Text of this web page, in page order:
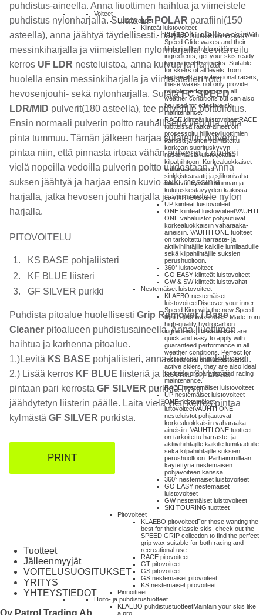
Voiteet
Luistovoiteet
Kiinteät luistovoiteet
KLAEBO kiinteät luistovoiteetWith
Speed Glide waxes and their
high-quality hydrocarbon
ingredients, get your skis ready
to conquer the tracks. Suitable
for skiers of all levels, from
beginners to professional racers,
these waxes not only provide
reliable performance in all
weather conditions but can also
be used for effective ski
maintenance.
RACE kiinteät luistovoiteetRACE
tuotteissa raaka-aineet on
prosessoitu hiilivetyliuottimien
kanssa ja siten valmistettu
korkean suorituskyvyn
nestemäisiä luistovoiteita
kilpahiihtoon. Korkealuokkaiset
vaharaaka-aineet,
sinkkistearaatti ja silikonivaha
takaavat hyvän toiminnan ja
kulutuskestävyyden kaikissa
sääolosuhteissa
UP kiinteät luistovoiteet
ONE kiinteät luistovoiteetVAUHTI
ONE vahaluistot pohjautuvat
korkealuokkaisiin vaharaaka-
aineisiin. VAUHTI ONE tuotteet
on tarkoitettu harraste- ja
aktiivihiihtäjille kaikille lumilaaduille
sekä kilpahiihtäjille suksien
perushuoltoon.
360° luistovoiteet
GO EASY kiinteät luistovoiteet
GW & SW kiinteät luistovahat
Nestemäiset luistovoiteet
KLAEBO nestemäiset
luistovoiteetDiscover your inner
Speed King with the new Speed
liquid glide wax series! Made from
high-quality hydrocarbon
ingredients, these waxes are
quick and easy to apply with
guaranteed performance in all
weather conditions. Perfect for
recreational enthusiasts and
active skiers, they are also ideal
for base preparation and racing
maintenance.
RACE nestemäiset luistovoiteet
UP nestemäiset luistovoiteet
ONE nestemäiset
luitovoiteetVAUHTI ONE
nesteluistot pohjautuvat
korkealuokkaisiin vaharaaka-
aineisiin. VAUHTI ONE tuotteet
on tarkoitettu harraste- ja
aktiivihiihtäjille kaikille lumilaaduille
sekä kilpahiihtäjille suksien
perushuoltoon. Parhaimmillaan
käytettynä nestemäisen
pohjavoiteen kanssa.
360° nestemäiset luistovoiteet
GO EASY nestemäiset
luistovoiteet
GW nestemäiset luistovoiteet
SKI TOURING tuotteet
Pitovoiteet
KLAEBO pitovoiteetFor those wanting the
best for their classic skis, check out the
SPEED GRIP collection to find the perfect
grip wax suitable for both racing and
recreational use.
RACE pitovoiteet
GT pitovoiteet
GS pitovoiteet
GS nestemäiset pitovoiteet
KS nestemäiset pitovoiteet
Pinnoitteet
Hoito- ja puhdistustuotteet
KLAEBO puhdistustuotteetMaintain your skis like
a pro.
puhdistus-aineella. Anna liuottimen haihtua ja viimeistele
puhdistus nylonharjalla. SulataLF POLAR parafiini(150
asteella), anna jäähtyä täydellisesti, harjaa huolella ensin
messinkiharjalla ja viimeistellen nylonharjalla. Levitä reilu
kerros UF LDR nesteluistoa, anna kuivua ja harjaa
huolella ensin messinkiharjalla ja viimeistellen roto
hevosenjouhi- sekä nylonharjalla. SulataFC SPEED
LDR/MID pulverit(180 asteella), tee pulverille polttoliotus.
Ensin normaali pulverin poltto rauhallisella vedolla, jotta
pinta tummuu. Tämän jälkeen harjaa sulatetun pulverin
pintaa niin, että pinnasta irtoaa vähän pulveria. Lopuksi
vielä nopeilla vedoilla pulverin poltto uudestaan. Anna
suksen jäähtyä ja harjaa ensin kuvio auki messinki
harjalla, jatka hevosen jouhi harjalla ja viimeistele nylon
harjalla.
PITOVOITELU
KS BASE pohjaliisteri
KF BLUE liisteri
GF SILVER purkki
Puhdista pitoalue huolellisesti Grip Remover / Base
Cleaner pitoalueen puhdistusaineella. Anna liuottimen
haihtua ja karhenna pitoalue.
1.)Levitä KS BASE pohjaliisteri, anna kuivua huolellisesti.
2.) Lisää kerros KF BLUE liisteriä ja tasoita. 3.) Lisää
pintaan pari kerrosta GF SILVER purkkia hyvin
jäähdytetyn liisterin päälle. Laita vielä yksi kerros pintaa
kylmästä GF SILVER purkista.
PRINT
Tuotteet
Jälleenmyyjät
VOITELUSUOSITUKSET
YRITYS
YHTEYSTIEDOT